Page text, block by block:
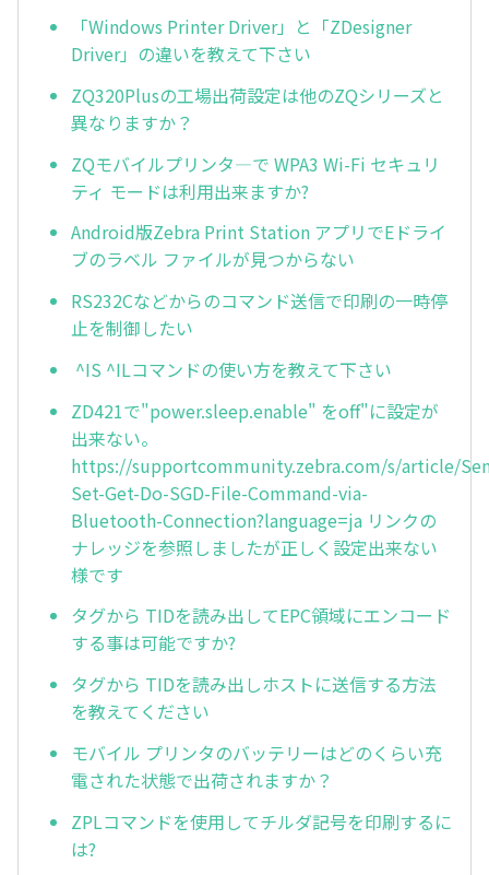
「Windows Printer Driver」と「ZDesigner
Driver」の違いを教えて下さい
ZQ320Plusの工場出荷設定は他のZQシリーズと
異なりますか？
ZQモバイルプリンタ―で WPA3 Wi-Fi セキュリ
ティ モードは利用出来ますか?
Android版Zebra Print Station アプリでEドライ
ブのラベル ファイルが見つからない
RS232Cなどからのコマンド送信で印刷の一時停
止を制御したい
^IS ^ILコマンドの使い方を教えて下さい
ZD421で"power.sleep.enable" をoff"に設定が
出来ない。
https://supportcommunity.zebra.com/s/article/
Set-Get-Do-SGD-File-Command-via-
Bluetooth-Connection?language=ja リンクの
ナレッジを参照しましたが正しく設定出来ない
様です
タグから TIDを読み出してEPC領域にエンコード
する事は可能ですか?
タグから TIDを読み出しホストに送信する方法
を教えてください
モバイル プリンタのバッテリーはどのくらい充
電された状態で出荷されますか？
ZPLコマンドを使用してチルダ記号を印刷するに
は?